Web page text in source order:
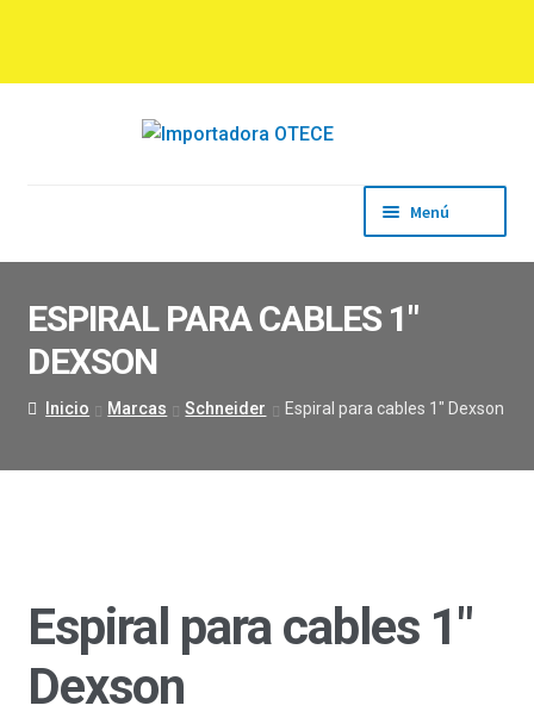
la
contenido
Menú
Empresa
Productos
Marcas
ESPIRAL PARA CABLES 1″
DEXSON
Inicio Marcas Schneider Espiral para cables 1″ Dexson
Espiral para cables 1″
Dexson